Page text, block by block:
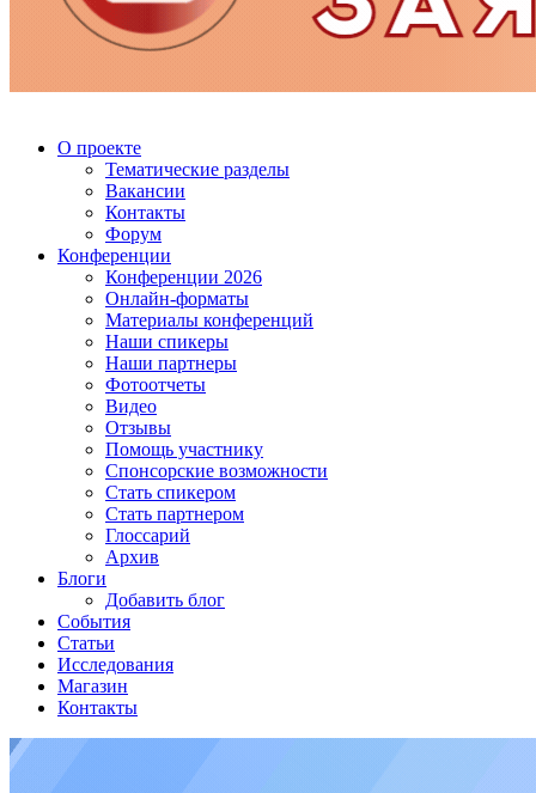
О проекте
Тематические разделы
Вакансии
Контакты
Форум
Конференции
Конференции 2026
Онлайн-форматы
Материалы конференций
Наши спикеры
Наши партнеры
Фотоотчеты
Видео
Отзывы
Помощь участнику
Спонсорские возможности
Стать спикером
Стать партнером
Глоссарий
Архив
Блоги
Добавить блог
События
Статьи
Исследования
Магазин
Контакты